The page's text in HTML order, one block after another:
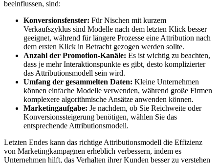
beeinflussen, sind:
Konversionsfenster: Für Nischen mit kurzem
Verkaufszyklus sind Modelle nach dem letzten Klick besser
geeignet, während für längere Prozesse eine Attribution nach
dem ersten Klick in Betracht gezogen werden sollte.
Anzahl der Promotion-Kanäle: Es ist wichtig zu beachten,
dass je mehr Interaktionspunkte es gibt, desto komplizierter
das Attributionsmodell sein wird.
Umfang der gesammelten Daten: Kleine Unternehmen
können einfache Modelle verwenden, während große Firmen
komplexere algorithmische Ansätze anwenden können.
Marketingaufgabe: Je nachdem, ob Sie Reichweite oder
Konversionssteigerung benötigen, wählen Sie das
entsprechende Attributionsmodell.
Letzten Endes kann das richtige Attributionsmodell die Effizienz
von Marketingkampagnen erheblich verbessern, indem es
Unternehmen hilft, das Verhalten ihrer Kunden besser zu verstehen